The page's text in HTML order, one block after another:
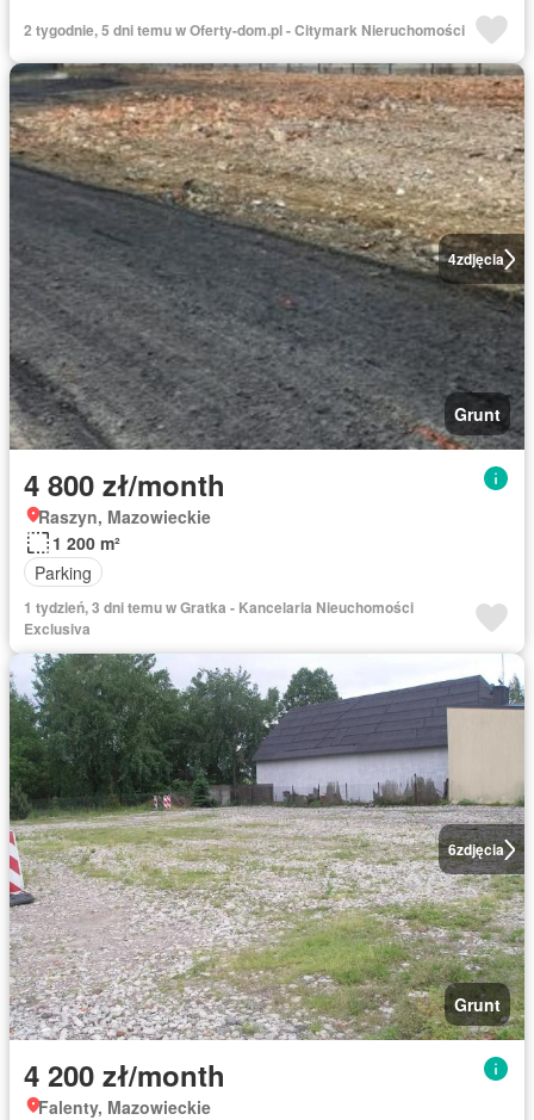
2 tygodnie, 5 dni temu w Oferty-dom.pl - Citymark Nieruchomości
4zdjęcia
Grunt
4 800 zł/month
Raszyn, Mazowieckie
1 200 m²
Parking
1 tydzień, 3 dni temu w Gratka - Kancelaria Nieuchomości
Exclusiva
6zdjęcia
Grunt
4 200 zł/month
Falenty, Mazowieckie